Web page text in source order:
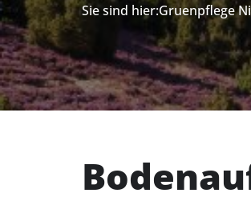
Sie sind hier:Gruenpflege